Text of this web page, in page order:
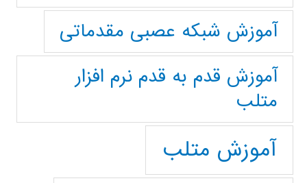
آموزش شبکه عصبی مقدماتی
آموزش قدم به قدم نرم افزار
متلب
آموزش متلب